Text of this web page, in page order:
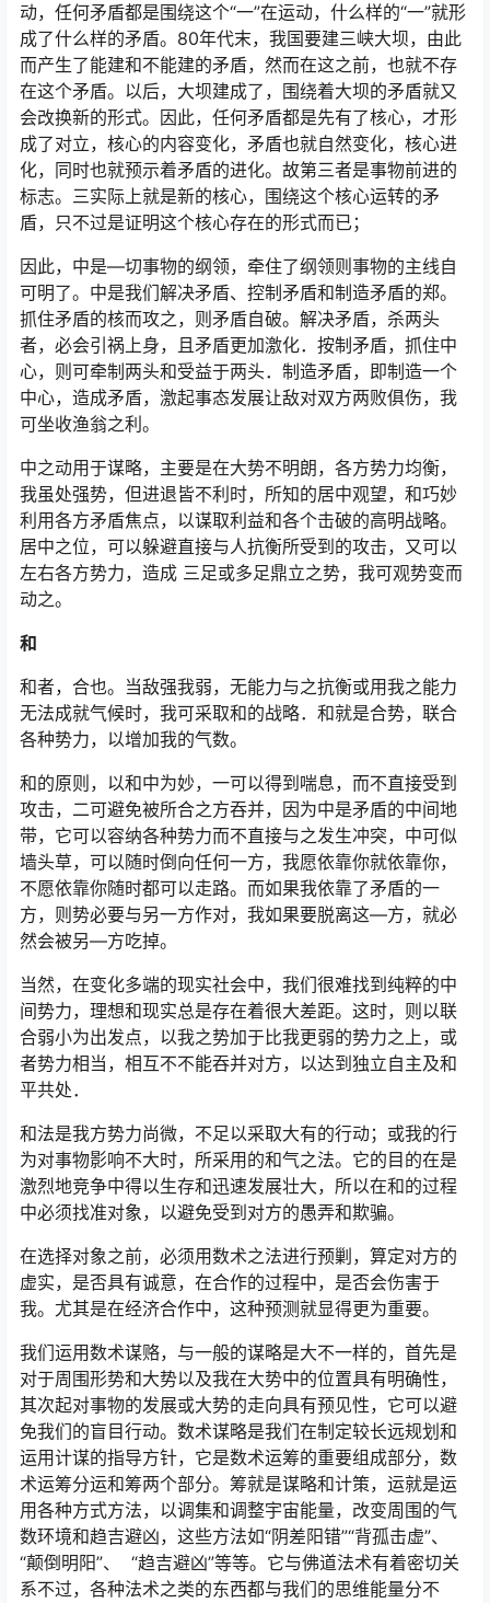
动，任何矛盾都是围绕这个“一”在运动，什么样的“一”就形
成了什么样的矛盾。80年代末，我国要建三峡大坝，由此
而产生了能建和不能建的矛盾，然而在这之前，也就不存
在这个矛盾。以后，大坝建成了，围绕着大坝的矛盾就又
会改换新的形式。因此，任何矛盾都是先有了核心，才形
成了对立，核心的内容变化，矛盾也就自然变化，核心进
化，同时也就预示着矛盾的进化。故第三者是事物前进的
标志。三实际上就是新的核心，围绕这个核心运转的矛
盾，只不过是证明这个核心存在的形式而已；
因此，中是—切事物的纲领，牵住了纲领则事物的主线自
可明了。中是我们解决矛盾、控制矛盾和制造矛盾的郑。
抓住矛盾的核而攻之，则矛盾自破。解决矛盾，杀两头
者，必会引祸上身，且矛盾更加激化．按制矛盾，抓住中
心，则可牵制两头和受益于两头．制造矛盾，即制造一个
中心，造成矛盾，激起事态发展让敌对双方两败俱伤，我
可坐收渔翁之利。
中之动用于谋略，主要是在大势不明朗，各方势力均衡，
我虽处强势，但进退皆不利时，所知的居中观望，和巧妙
利用各方矛盾焦点，以谋取利益和各个击破的高明战略。
居中之位，可以躲避直接与人抗衡所受到的攻击，又可以
左右各方势力，造成 三足或多足鼎立之势，我可观势变而
动之。
和
和者，合也。当敌强我弱，无能力与之抗衡或用我之能力
无法成就气候时，我可采取和的战略．和就是合势，联合
各种势力，以增加我的气数。
和的原则，以和中为妙，一可以得到喘息，而不直接受到
攻击，二可避免被所合之方吞并，因为中是矛盾的中间地
带，它可以容纳各种势力而不直接与之发生冲突，中可似
墙头草，可以随时倒向任何一方，我愿依靠你就依靠你，
不愿依靠你随时都可以走路。而如果我依靠了矛盾的一
方，则势必要与另一方作对，我如果要脱离这—方，就必
然会被另—方吃掉。
当然，在变化多端的现实社会中，我们很难找到纯粹的中
间势力，理想和现实总是存在着很大差距。这时，则以联
合弱小为出发点，以我之势加于比我更弱的势力之上，或
者势力相当，相互不不能吞并对方，以达到独立自主及和
平共处．
和法是我方势力尚微，不足以采取大有的行动；或我的行
为对事物影响不大时，所采用的和气之法。它的目的在是
激烈地竞争中得以生存和迅速发展壮大，所以在和的过程
中必须找准对象，以避免受到对方的愚弄和欺骗。
在选择对象之前，必须用数术之法进行预剿，算定对方的
虚实，是否具有诚意，在合作的过程中，是否会伤害于
我。尤其是在经济合作中，这种预测就显得更为重要。
我们运用数术谋赂，与一般的谋略是大不一样的，首先是
对于周围形势和大势以及我在大势中的位置具有明确性，
其次起对事物的发展或大势的走向具有预见性，它可以避
免我们的盲目行动。数术谋略是我们在制定较长远规划和
运用计谋的指导方针，它是数术运筹的重要组成部分，数
术运筹分运和筹两个部分。筹就是谋略和计策，运就是运
用各种方式方法，以调集和调整宇宙能量，改变周围的气
数环境和趋吉避凶，这些方法如“阴差阳错”“背孤击虚”、
“颠倒明阳”、 “趋吉避凶”等等。它与佛道法术有着密切关
系不过，各种法术之类的东西都与我们的思维能量分不